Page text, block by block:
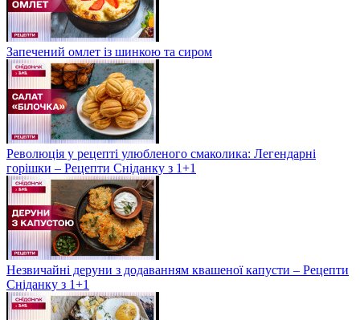
Запечений омлет із шинкою та сиром
Революція у рецепті улюбленого смаколика: Легендарні
горішки – Рецепти Сніданку з 1+1
Незвичайні деруни з додаванням квашеної капусти – Рецепти
Сніданку з 1+1